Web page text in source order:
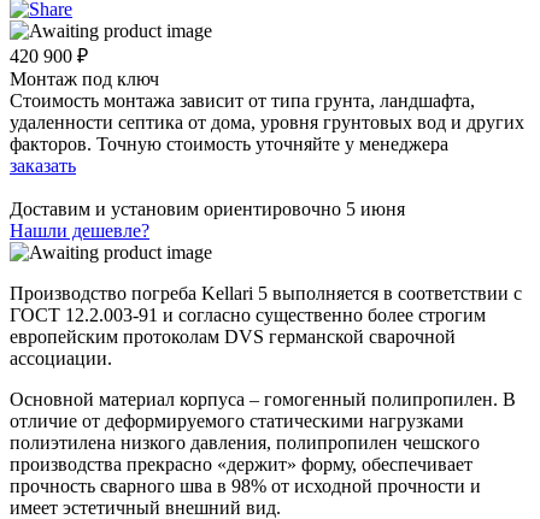
420 900 ₽
Монтаж под ключ
Стоимость монтажа зависит от типа грунта, ландшафта,
удаленности септика от дома, уровня грунтовых вод и других
факторов. Точную стоимость уточняйте у менеджера
заказать
Доставим и установим ориентировочно 5 июня
Нашли дешевле?
Производство погреба Kellari 5 выполняется в соответствии с
ГОСТ 12.2.003-91 и согласно существенно более строгим
европейским протоколам DVS германской сварочной
ассоциации.
Основной материал корпуса – гомогенный полипропилен. В
отличие от деформируемого статическими нагрузками
полиэтилена низкого давления, полипропилен чешского
производства прекрасно «держит» форму, обеспечивает
прочность сварного шва в 98% от исходной прочности и
имеет эстетичный внешний вид.